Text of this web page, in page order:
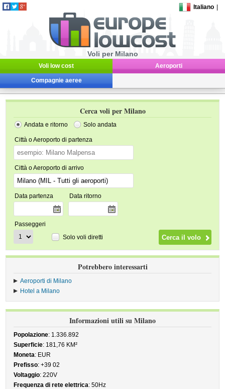
Italiano
Voli per Milano
Voli low cost Aeroporti
Compagnie aeree
Cerca voli per Milano
Andata e ritorno Solo andata
Città o Aeroporto di partenza
Città o Aeroporto di arrivo
Data partenza Data ritorno
Passeggeri
Solo voli diretti
Potrebbero interessarti
Aeroporti di Milano
Hotel a Milano
Informazioni utili su Milano
Popolazione: 1.336.892
Superficie: 181,76 KM²
Moneta: EUR
Prefisso: +39 02
Voltaggio: 220V
Frequenza di rete elettrica: 50Hz